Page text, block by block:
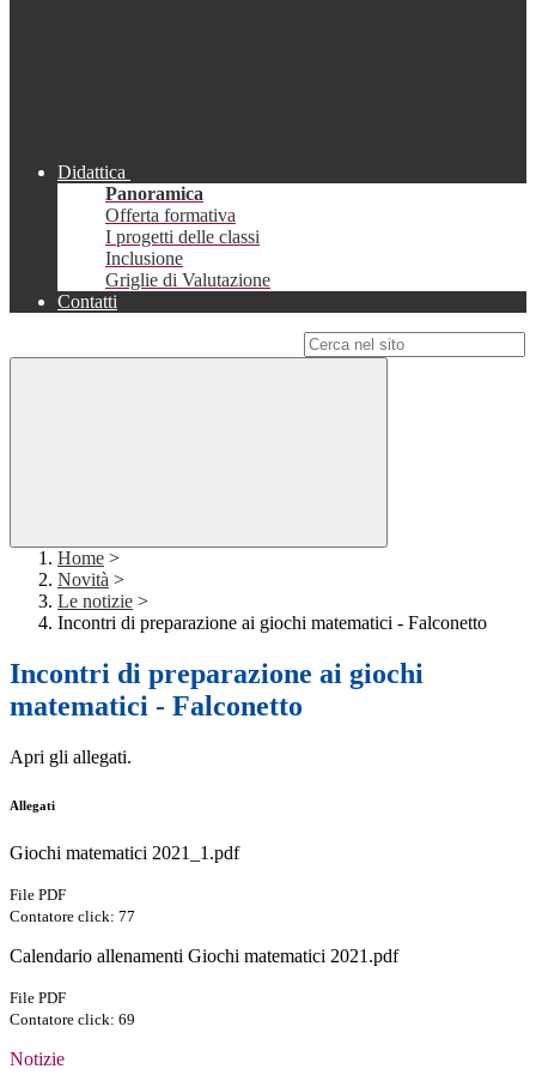
Didattica
Panoramica
Offerta formativa
I progetti delle classi
Inclusione
Griglie di Valutazione
Contatti
Home >
Novità >
Le notizie >
Incontri di preparazione ai giochi matematici - Falconetto
Incontri di preparazione ai giochi
matematici - Falconetto
Apri gli allegati.
Allegati
Giochi matematici 2021_1.pdf
File PDF
Contatore click: 77
Calendario allenamenti Giochi matematici 2021.pdf
File PDF
Contatore click: 69
Notizie